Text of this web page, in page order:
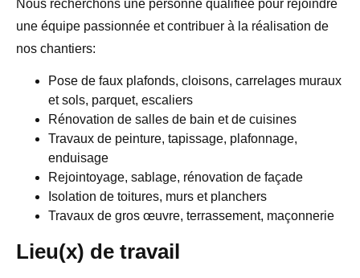
Nous recherchons une personne qualifiée pour rejoindre
une équipe passionnée et contribuer à la réalisation de
nos chantiers:
Pose de faux plafonds, cloisons, carrelages muraux
et sols, parquet, escaliers
Rénovation de salles de bain et de cuisines
Travaux de peinture, tapissage, plafonnage,
enduisage
Rejointoyage, sablage, rénovation de façade
Isolation de toitures, murs et planchers
Travaux de gros œuvre, terrassement, maçonnerie
Lieu(x) de travail